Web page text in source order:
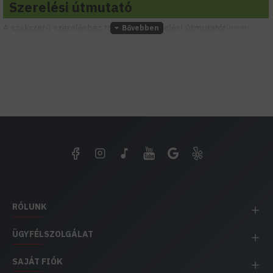
Szerelési útmutató
A szakszerű szereléshez töltsd le a szerelési útmutatót
RÓLUNK
ÜGYFÉLSZOLGÁLAT
SAJÁT FIÓK